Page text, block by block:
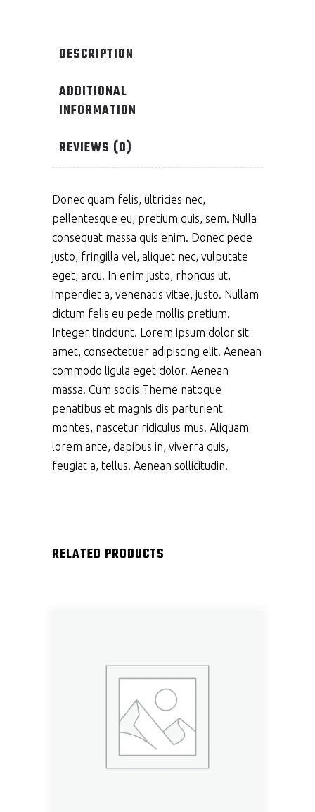
DESCRIPTION
ADDITIONAL
INFORMATION
REVIEWS (0)
Donec quam felis, ultricies nec,
pellentesque eu, pretium quis, sem. Nulla
consequat massa quis enim. Donec pede
justo, fringilla vel, aliquet nec, vulputate
eget, arcu. In enim justo, rhoncus ut,
imperdiet a, venenatis vitae, justo. Nullam
dictum felis eu pede mollis pretium.
Integer tincidunt. Lorem ipsum dolor sit
amet, consectetuer adipiscing elit. Aenean
commodo ligula eget dolor. Aenean
massa. Cum sociis Theme natoque
penatibus et magnis dis parturient
montes, nascetur ridiculus mus. Aliquam
lorem ante, dapibus in, viverra quis,
feugiat a, tellus. Aenean sollicitudin.
RELATED PRODUCTS